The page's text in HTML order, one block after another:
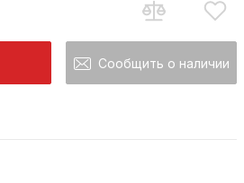
Сообщить о наличии